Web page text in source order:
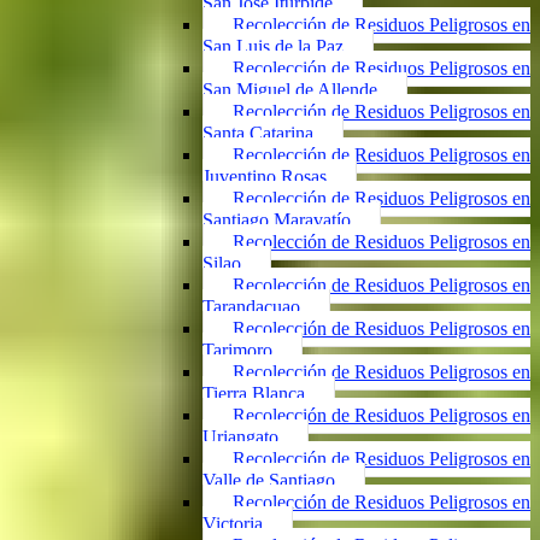
Recolección de Residuos Peligrosos en
San Luis de la Paz
Recolección de Residuos Peligrosos en
San Miguel de Allende
Recolección de Residuos Peligrosos en
Santa Catarina
Recolección de Residuos Peligrosos en
Juventino Rosas
Recolección de Residuos Peligrosos en
Santiago Maravatío
Recolección de Residuos Peligrosos en
Silao
Recolección de Residuos Peligrosos en
Tarandacuao
Recolección de Residuos Peligrosos en
Tarimoro
Recolección de Residuos Peligrosos en
Tierra Blanca
Recolección de Residuos Peligrosos en
Uriangato
Recolección de Residuos Peligrosos en
Valle de Santiago
Recolección de Residuos Peligrosos en
Victoria